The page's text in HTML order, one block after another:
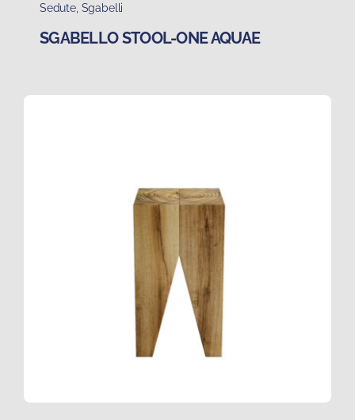
Sedute, Sgabelli
SGABELLO STOOL-ONE AQUAE